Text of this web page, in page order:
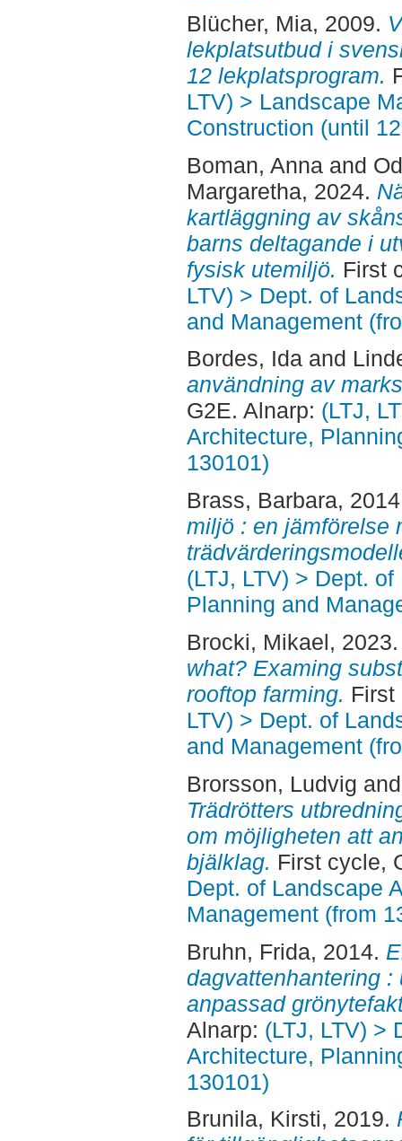
Blücher, Mia, 2009.
lekplatsutbud i
12 lekplatsprogram.
LTV) > Landscape
Construction (until
Boman, Annaand
Margaretha, 2024.
kartläggning av
barns deltagande i
fysisk utemiljö. First
LTV) > Dept. of
and Management
Bordes, Idaand
användning av
G2E. Alnarp: (LTJ,
Architecture,
130101)
Brass, Barbara,
miljö : en jämförelse
(LTJ, LTV) > Dept.
Planning and
Brocki, Mikael,
what? Examing
rooftop farming.
LTV) > Dept. of
and Management
Brorsson, Ludvig
Trädrötters
om möjligheten att
bjälklag. First cycle,
Dept. of Landscape
Management (from
Bruhn, Frida, 2014.
dagvattenhantering
anpassad
Alnarp: (LTJ, LTV) >
Architecture,
130101)
Brunila, Kirsti, 2019.